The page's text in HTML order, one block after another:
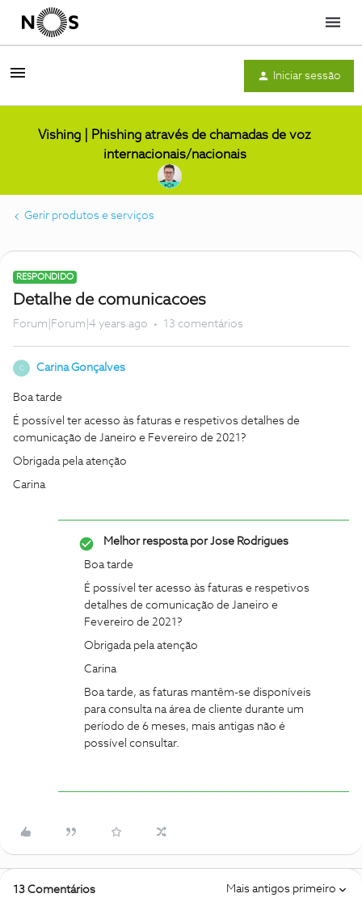
Menu
Iniciar sessão
Vishing | Phishing através de chamadas de voz
internacionais/nacionais
Gerir produtos e serviços
RESPONDIDO
Detalhe de comunicacoes
Forum|Forum|4 years ago 13 comentários
C Carina Gonçalves
Boa tarde
É possível ter acesso às faturas e respetivos detalhes de
comunicação de Janeiro e Fevereiro de 2021?
Obrigada pela atenção
Carina
Melhor resposta porJose Rodrigues
Boa tarde
É possível ter acesso às faturas e respetivos
detalhes de comunicação de Janeiro e
Fevereiro de 2021?
Obrigada pela atenção
Carina
Boa tarde, as faturas mantêm-se disponíveis
para consulta na área de cliente durante um
período de 6 meses, mais antigas não é
possível consultar.
13 Comentários Mais antigos primeiro